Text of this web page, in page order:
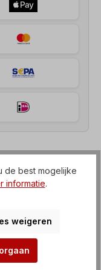
met IEC-flens
Meer
de best mogelijke
informatie.
weigeren